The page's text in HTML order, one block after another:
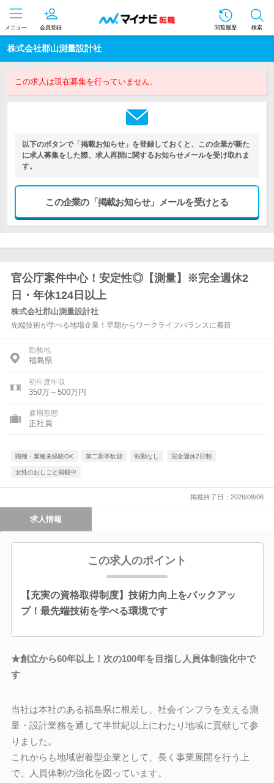
メニュー 会員登録 閲覧履歴 検索
株式会社郡山測量設計社
この求人は現在募集を行っていません。
以下のボタンで「掲載お知らせ」を登録しておくと、この企業が新た
に求人募集をした際、求人再開に関するお知らせメールを受け取れま
す。
この企業の「掲載お知らせ」メールを受けとる
官公庁案件中心！安定性◎【測量】※完全週休2
日・年休124日以上
株式会社郡山測量設計社
先端技術が学べる地場企業！早期からワークライフバランスに着目
勤務地
福島県
初年度年収
350万～500万円
雇用形態
正社員
職種・業種未経験OK 第二新卒歓迎 転勤なし 完全週休2日制
女性のおしごと掲載中
掲載終了日：2026/08/06
求人情報
この求人のポイント
【充実の資格取得制度】技術力向上をバックアッ
プ！最先端技術を学べる環境です
★創立から60年以上！次の100年を目指し人員体制強化中で
す
当社は本社のある福島県に根差し、社会インフラを支える測
量・設計業務を通して半世紀以上にわたり地域に貢献して参
りました。
これからも地域密着型企業として、長く事業展開を行う上
で、人員体制の強化を図っています。